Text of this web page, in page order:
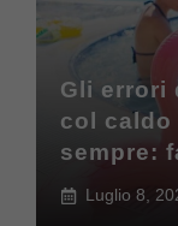
Gli errori
col
sempre:
Luglio 8,